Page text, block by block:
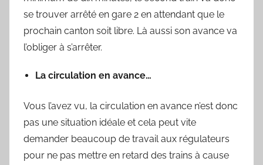
se trouver arrêté en gare 2 en attendant que le
prochain canton soit libre. Là aussi son avance va
l’obliger à s’arrêter.
La circulation en avance…
Vous l’avez vu, la circulation en avance n’est donc
pas une situation idéale et cela peut vite
demander beaucoup de travail aux régulateurs
pour ne pas mettre en retard des trains à cause